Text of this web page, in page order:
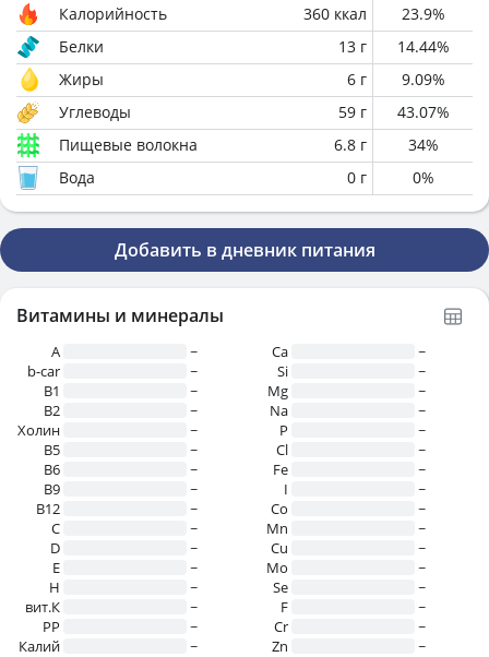
Калорийность 360 ккал 23.9%
Белки
13 г 14.44%
Жиры
6 г 9.09%
Углеводы
59 г 43.07%
Пищевые волокна
6.8 г 34%
Вода
0 г 0%
Добавить в дневник питания
Витамины и минералы
A
~
b-car
~
В1
~
B2
~
Холин
~
B5
~
B6
~
B9
~
B12
~
C
~
D
~
E
~
H
~
вит.К
~
PP
~
Калий
~
Ca
~
Si
~
Mg
~
Na
~
P
~
Cl
~
Fe
~
I
~
Co
~
Mn
~
Cu
~
Mo
~
Se
~
F
~
Cr
~
Zn
~